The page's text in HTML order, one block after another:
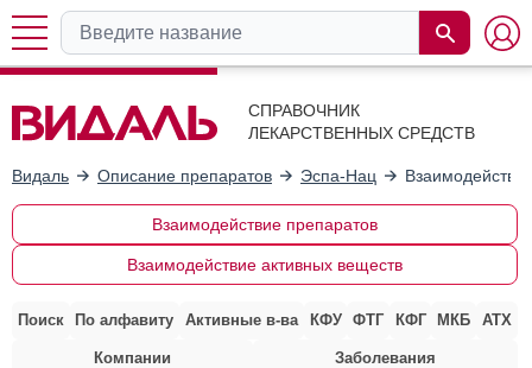
СПРАВОЧНИК
ЛЕКАРСТВЕННЫХ СРЕДСТВ
Видаль Описание препаратов Эспа-Нац
Взаимодействие препаратов
Взаимодействие активных веществ
Поиск По алфавиту Активные в-ва КФУ ФТГ КФГ МКБ АТХ
Компании Заболевания